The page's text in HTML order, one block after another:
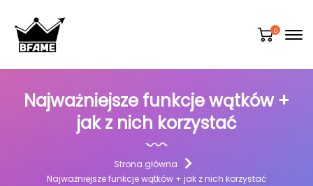
0
Najważniejsze funkcje wątków +
jak z nich korzystać
Strona główna
Najważniejsze funkcje wątków + jak z nich korzystać